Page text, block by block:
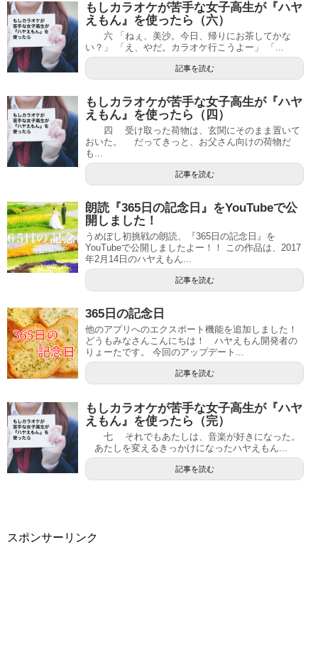
もしカラオケが苦手な女子高生が『ハヤ
えもん』を使ったら（六）
六 「ねぇ、美沙。今日、帰りにお茶してかな
い？」 「え、やだ。カラオケ行こうよー」 「...
記事を読む
もしカラオケが苦手な女子高生が『ハヤ
えもん』を使ったら（四）
四 受け取った荷物は、玄関にそのまま置いて
おいた。 だってきっと、お父さん向けの荷物だ
も...
記事を読む
朗読『365日の記念日』をYouTubeで公
開しました！
うめぼし初挑戦の朗読、『365日の記念日』を
YouTubeで公開しましたよー！！ この作品は、2017
年2月14日のハヤえもん...
記事を読む
365日の記念日
他のアプリへのエクスポート機能を追加しました！
どうもみなさんこんにちは！ ハヤえもん開発者の
りょーたです。 今回のアップデート...
記事を読む
もしカラオケが苦手な女子高生が『ハヤ
えもん』を使ったら（完）
七 それでもあたしは、音楽が好きになった。
あたしを変えるきっかけになったハヤえもん...
記事を読む
スポンサーリンク